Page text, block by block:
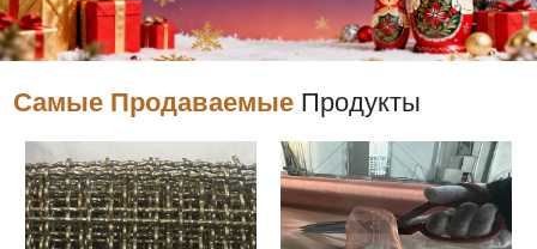
Самые Продаваемые Продукты